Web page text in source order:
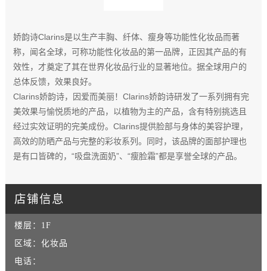
娇韵诗Clarins是以生产丰胸、纤体、瘦身等功能性化妆品而著
称，闻名全球，可称功能性化妆品的第一品牌，正因其产品的有
效性，才奠定了其在世界化妆品行业的显著地位。据全球用户的
总体反馈，效果良好。
Clarins娇韵诗，因爱而美丽！Clarins娇韵诗研发了一系列拥有完
美效果与愉悦质地的产品，以植物为主的产品，含有特别挑选且
经过实效证明的完美成份。Clarins提供脸部与身体的美容护理，
高效的防晒产品与完整的彩妆系列。同时，该品牌的面部护理也
是有口皆碑的，“吸盘洗面奶”、“瘦脸霜”都是享誉全球的产品。
店铺信息
楼层： 1F
区域： 化妆品
电话：